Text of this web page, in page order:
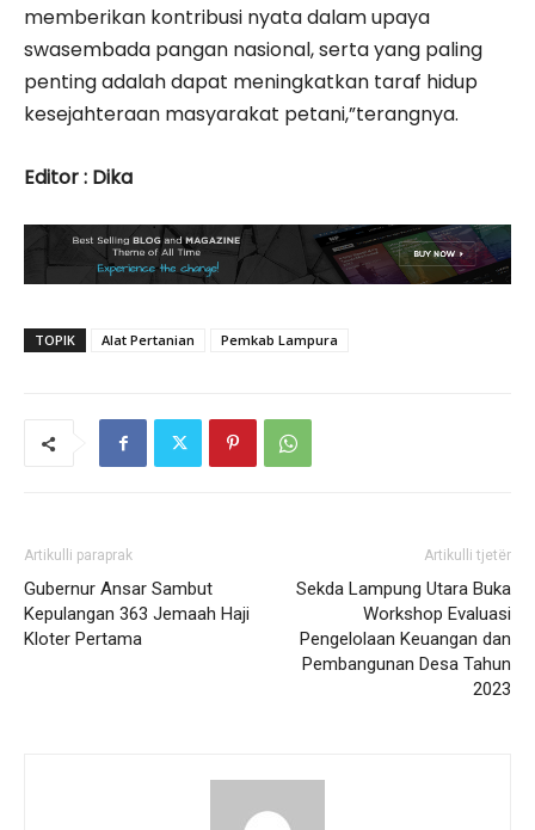
memberikan kontribusi nyata dalam upaya
swasembada pangan nasional, serta yang paling
penting adalah dapat meningkatkan taraf hidup
kesejahteraan masyarakat petani,”terangnya.
Editor : Dika
TOPIK Alat Pertanian Pemkab Lampura
Artikulli paraprak
Gubernur Ansar Sambut
Kepulangan 363 Jemaah Haji
Kloter Pertama
Artikulli tjetër
Sekda Lampung Utara Buka
Workshop Evaluasi
Pengelolaan Keuangan dan
Pembangunan Desa Tahun
2023